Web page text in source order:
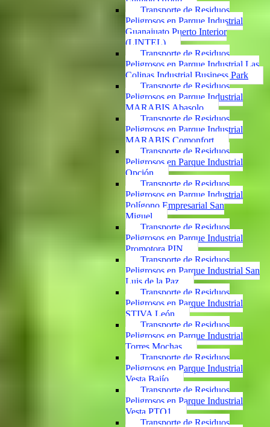
Transporte de Residuos
Peligrosos en Parque Industrial
Guanajuato Puerto Interior
(LINTEL)
Transporte de Residuos
Peligrosos en Parque Industrial Las
Colinas Industrial Business Park
Transporte de Residuos
Peligrosos en Parque Industrial
MARABIS Abasolo
Transporte de Residuos
Peligrosos en Parque Industrial
MARABIS Comonfort
Transporte de Residuos
Peligrosos en Parque Industrial
Opción
Transporte de Residuos
Peligrosos en Parque Industrial
Polígono Empresarial San
Miguel
Transporte de Residuos
Peligrosos en Parque Industrial
Promotora PIN
Transporte de Residuos
Peligrosos en Parque Industrial San
Luis de la Paz
Transporte de Residuos
Peligrosos en Parque Industrial
STIVA León
Transporte de Residuos
Peligrosos en Parque Industrial
Torres Mochas
Transporte de Residuos
Peligrosos en Parque Industrial
Vesta Bajío
Transporte de Residuos
Peligrosos en Parque Industrial
Vesta PTO1
Transporte de Residuos